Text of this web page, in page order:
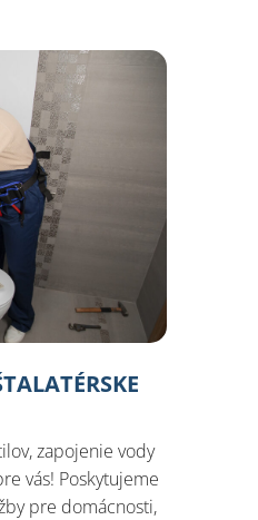
zapojenie vody
vás! Poskytujeme
pre domácnosti,